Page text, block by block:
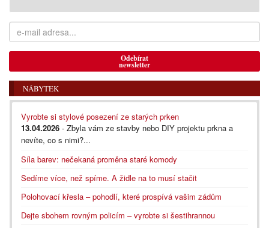
Odebírat
newsletter
NÁBYTEK
Vyrobte si stylové posezení ze starých prken
13.04.2026 - Zbyla vám ze stavby nebo DIY projektu prkna a
nevíte, co s nimi?...
Síla barev: nečekaná proměna staré komody
Sedíme více, než spíme. A židle na to musí stačit
Polohovací křesla – pohodlí, které prospívá vašim zádům
Dejte sbohem rovným policím – vyrobte si šestihrannou